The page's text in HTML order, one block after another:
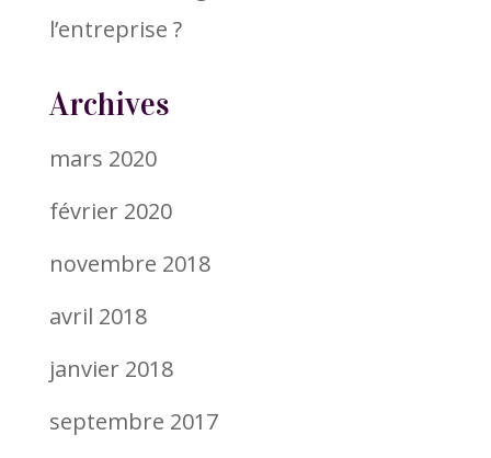
l’entreprise ?
Archives
mars 2020
février 2020
novembre 2018
avril 2018
janvier 2018
septembre 2017